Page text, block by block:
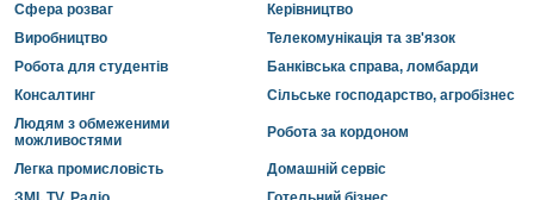
Сфера розваг
Керівництво
Виробництво
Телекомунікація та зв'язок
Робота для студентів
Банківська справа, ломбарди
Консалтинг
Сільське господарство, агробізнес
Людям з обмеженими
можливостями
Робота за кордоном
Легка промисловість
Домашній сервіс